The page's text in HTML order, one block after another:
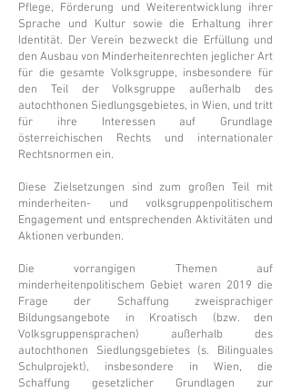
Pflege, Förderung und Weiterentwicklung ihrer
Sprache und Kultur sowie die Erhaltung ihrer
Identität. Der Verein bezweckt die Erfüllung und
den Ausbau von Minderheitenrechten jeglicher Art
für die gesamte Volksgruppe, insbesondere für
den Teil der Volksgruppe außerhalb des
autochthonen Siedlungsgebietes, in Wien, und tritt
für ihre Interessen auf Grundlage
österreichischen Rechts und internationaler
Rechtsnormen ein.
Diese Zielsetzungen sind zum großen Teil mit
minderheiten- und volksgruppenpolitischem
Engagement und entsprechenden Aktivitäten und
Aktionen verbunden.
Die vorrangigen Themen auf
minderheitenpolitischem Gebiet waren 2019 die
Frage der Schaffung zweisprachiger
Bildungsangebote in Kroatisch (bzw. den
Volksgruppensprachen) außerhalb des
autochthonen Siedlungsgebietes (s. Bilinguales
Schulprojekt), insbesondere in Wien, die
Schaffung gesetzlicher Grundlagen zur